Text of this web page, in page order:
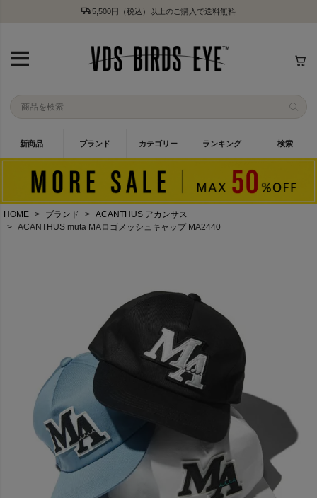
5,500円（税込）以上のご購入で送料無料
新商品 ブランド カテゴリー ランキング 検索
HOME ブランド
ACANTHUS アカンサス
ACANTHUS muta MAロゴメッシュキャップ MA2440